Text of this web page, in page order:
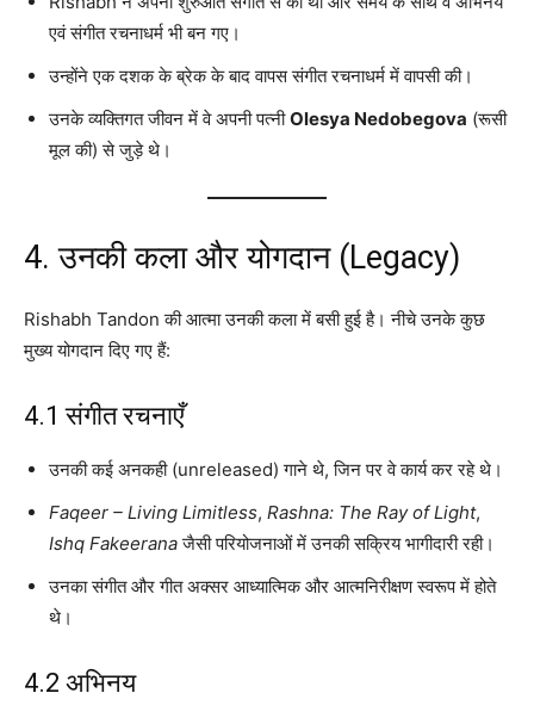
एवं संगीत रचनाधर्म भी बन गए।
उन्होंने एक दशक के ब्रेक के बाद वापस संगीत रचनाधर्म में वापसी की।
उनके व्यक्तिगत जीवन में वे अपनी पत्नीOlesya Nedobegova (रूसी
मूल की) से जुड़े थे।
4. उनकी कला और योगदान (Legacy)
Rishabh Tandon की आत्मा उनकी कला में बसी हुई है। नीचे उनके कुछ
मुख्य योगदान दिए गए हैं:
4.1 संगीत रचनाएँ
उनकी कई अनकही (unreleased) गाने थे, जिन पर वे कार्य कर रहे थे।
Faqeer – Living Limitless, Rashna: The Ray of Light,
Ishq Fakeeranaजैसी परियोजनाओं में उनकी सक्रिय भागीदारी रही।
उनका संगीत और गीत अक्सर आध्यात्मिक और आत्मनिरीक्षण स्वरूप में होते
थे।
4.2 अभिनय